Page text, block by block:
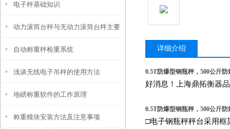
案
电子秤基础知识
动力滚筒台秤与无动力滚筒台秤主要
区别
自动称重秤检重系统
浅谈无线电子吊秤的使用方法
地磅称重软件的工作原理
称重模块安装方法及注意事项
详细介绍
0.5T防爆型钢瓶秤，500公斤
好消息！上海鼎拓衡器
0.5T防爆型钢瓶秤，500公斤
□电子钢瓶秤秤台采用框